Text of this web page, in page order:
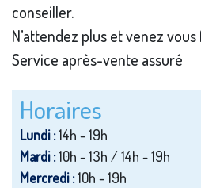
conseiller.
N’attendez plus et venez
Service après-vente assuré
Horaires
Lundi :14h - 19h
Mardi :10h - 13h / 14h - 19h
Mercredi :10h - 19h